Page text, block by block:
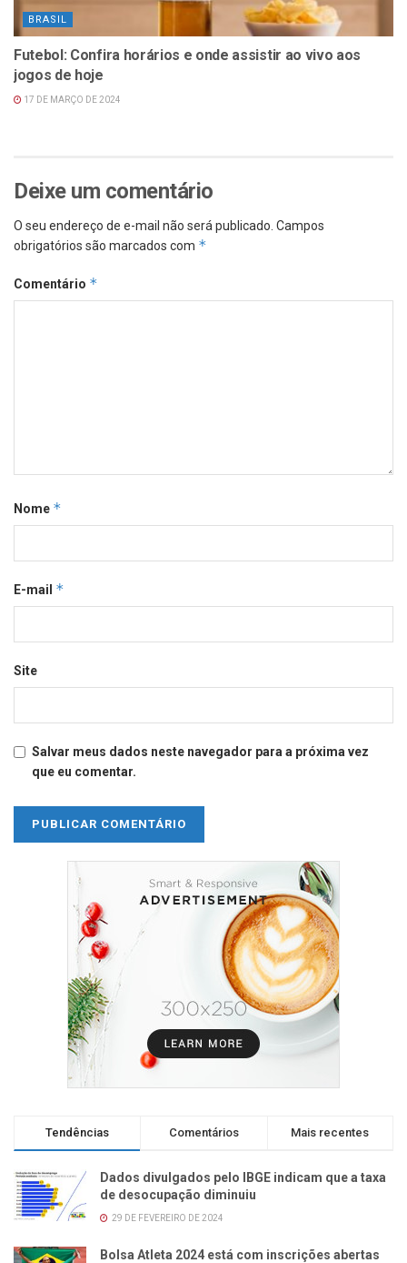
BRASIL
Futebol: Confira horários e onde assistir ao vivo aos
jogos de hoje
17 DE MARÇO DE 2024
Deixe um comentário
O seu endereço de e-mail não será publicado. Campos
obrigatórios são marcados com *
Comentário *
Nome *
E-mail *
Site
Salvar meus dados neste navegador para a próxima vez
que eu comentar.
Tendências Comentários Mais recentes
Dados divulgados pelo IBGE indicam que a taxa
de desocupação diminuiu
29 DE FEVEREIRO DE 2024
Bolsa Atleta 2024 está com inscrições abertas